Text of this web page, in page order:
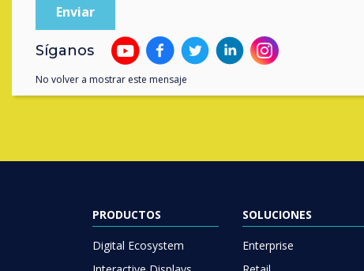
PRODUCTOS
Digital Ecosystem
SOLUCIONES
Enterprise
Síganos
No volver a mostrar este mensaje